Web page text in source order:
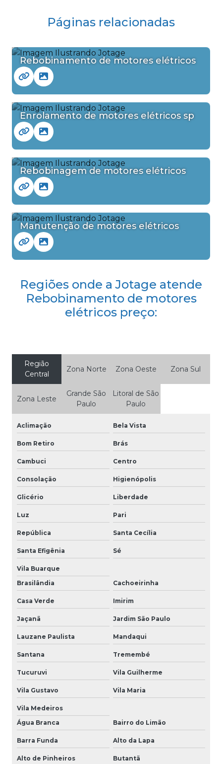
Páginas relacionadas
Rebobinamento de motores elétricos
Enrolamento de motores elétricos sp
Rebobinagem de motores elétricos
Manutenção de motores elétricos
Regiões onde a Jotage atende
Rebobinamento de motores
elétricos preço:
Região
Central
Zona Norte Zona Oeste Zona Sul
Zona Leste
Grande São
Paulo
Litoral de São
Paulo
Aclimação Bela Vista
Bom Retiro Brás
Cambuci Centro
Consolação Higienópolis
Glicério Liberdade
Luz Pari
República Santa Cecília
Santa Efigênia Sé
Vila Buarque
Brasilândia
Cachoeirinha
Casa Verde Imirim
Jaçanã Jardim São Paulo
Lauzane Paulista Mandaqui
Santana Tremembé
Tucuruvi Vila Guilherme
Vila Gustavo Vila Maria
Vila Medeiros
Água Branca
Bairro do Limão
Barra Funda Alto da Lapa
Alto de Pinheiros Butantã